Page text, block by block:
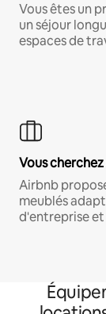
Vous êtes un
un séjour
espaces de
Vous
Airbnb
meublés
d'entreprise